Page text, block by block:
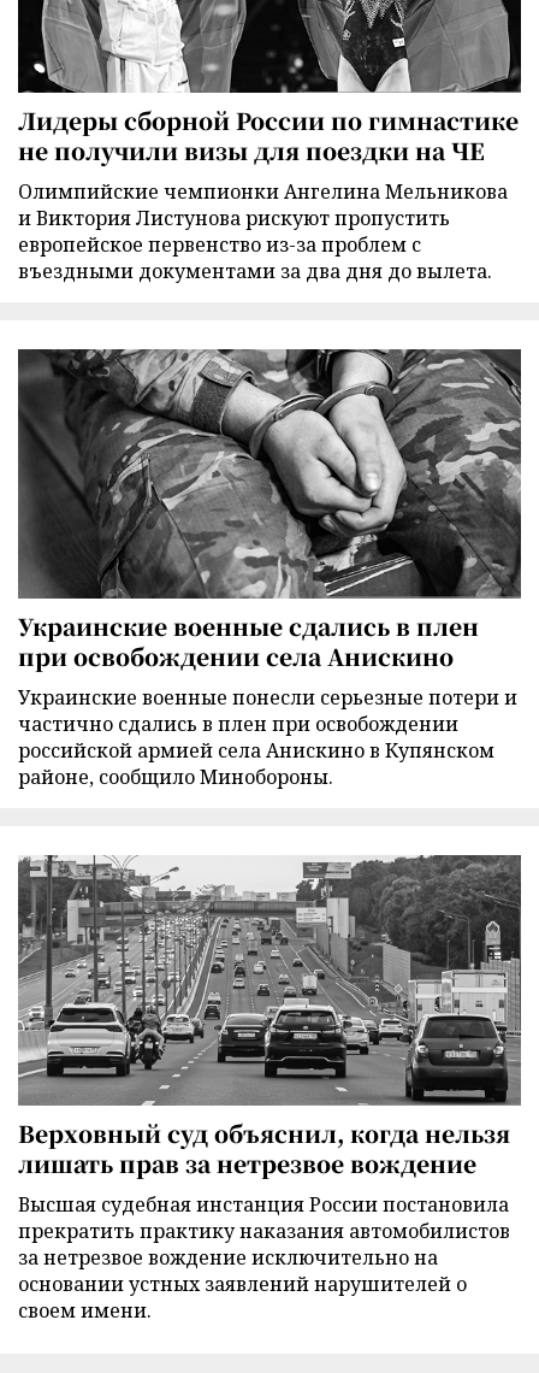
Лидеры сборной России по гимнастике
не получили визы для поездки на ЧЕ
Олимпийские чемпионки Ангелина Мельникова
и Виктория Листунова рискуют пропустить
европейское первенство из-за проблем с
въездными документами за два дня до вылета.
Украинские военные сдались в плен
при освобождении села Анискино
Украинские военные понесли серьезные потери и
частично сдались в плен при освобождении
российской армией села Анискино в Купянском
районе, сообщило Минобороны.
Верховный суд объяснил, когда нельзя
лишать прав за нетрезвое вождение
Высшая судебная инстанция России постановила
прекратить практику наказания автомобилистов
за нетрезвое вождение исключительно на
основании устных заявлений нарушителей о
своем имени.